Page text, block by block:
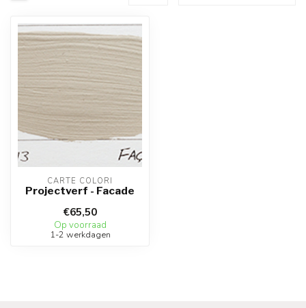
CARTE COLORI
Projectverf - Facade
€65,50
Op voorraad
1-2 werkdagen